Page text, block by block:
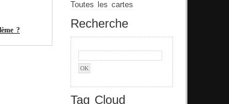
Toutes les cartes
Recherche
Tag Cloud
?